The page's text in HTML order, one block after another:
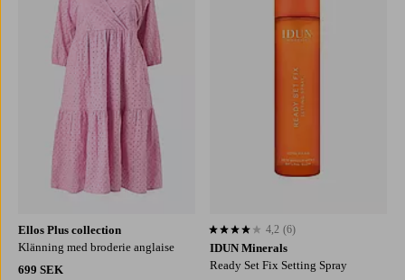
Ellos Plus collection
Klänning med broderie anglaise
699 SEK
3XL
IDUN Minerals
Ready Set Fix Setting Spray
4,2 baserat på 6 st betyg
4,2 (6)